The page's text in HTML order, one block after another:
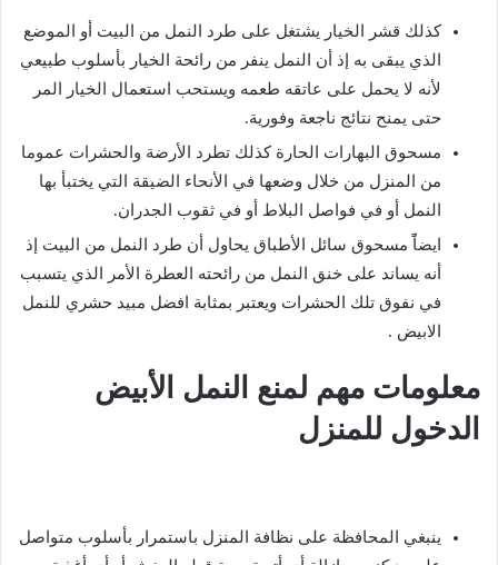
كذلك قشر الخيار يشتغل على طرد النمل من البيت أو الموضع
الذي يبقى به إذ أن النمل ينفر من رائحة الخيار بأسلوب طبيعي
لأنه لا يحمل على عاتقه طعمه ويستحب استعمال الخيار المر
حتى يمنح نتائج ناجعة وفورية.
مسحوق البهارات الحارة كذلك تطرد الأرضة والحشرات عموما
من المنزل من خلال وضعها في الأنحاء الضيقة التي يختبأ بها
النمل أو في فواصل البلاط أو في ثقوب الجدران.
ايضاًً مسحوق سائل الأطباق يحاول أن طرد النمل من البيت إذ
أنه يساند على خنق النمل من رائحته العطرة الأمر الذي يتسبب
في نفوق تلك الحشرات ويعتبر بمثابة افضل مبيد حشري للنمل
الابيض .
معلومات مهم لمنع النمل الأبيض
الدخول للمنزل
ينبغي المحافظة على نظافة المنزل باستمرار بأسلوب متواصل